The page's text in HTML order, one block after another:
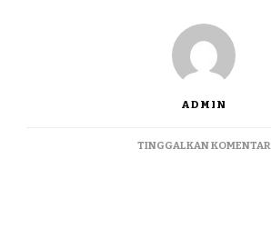
ADMIN
TINGGALKAN KOMENTAR